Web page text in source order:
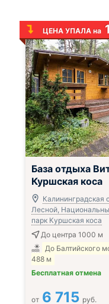
ЦЕНА УПАЛА на
База отдыха
Куршская коса
Калининградская
Лесной,
парк Куршская коса
До центра 1000 м
До Балтийского
488 м
Бесплатная отмена
от 6 715 руб.